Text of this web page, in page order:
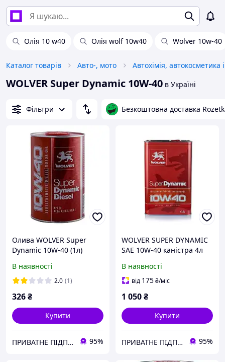
Олія 10 w40 Олія wolf 10w40 Wolver 10w-40
Каталог товарів Авто-, мото
WOLVER Super Dynamic 10W-40 в Україні
Фільтри Безкоштовна доставка
Олива WOLVER Super
Dynamic 10W-40 (1л)
В наявності
2.0 (1)
326₴
Купити
ПРИВАТНЕ ПІДПРИЄМСТВО АГРОТЕХПОСТАЧ ПЛЮС 95%
WOLVER SUPER DYNAMIC
SAE 10W-40 каністра 4л
В наявності
від 175₴/міс
1 050₴
Купити
ПРИВАТНЕ ПІДПРИЄМСТВО АГРОТЕХПОСТАЧ ПЛЮС 95%